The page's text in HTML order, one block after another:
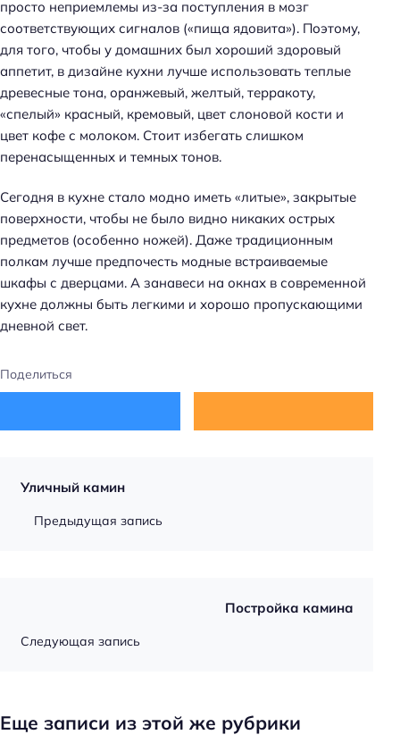
просто неприемлемы из-за поступления в мозг
соответствующих сигналов («пища ядовита»). Поэтому,
для того, чтобы у домашних был хороший здоровый
аппетит, в дизайне кухни лучше использовать теплые
древесные тона, оранжевый, желтый, терракоту,
«спелый» красный, кремовый, цвет слоновой кости и
цвет кофе с молоком. Стоит избегать слишком
перенасыщенных и темных тонов.
Сегодня в кухне стало модно иметь «литые», закрытые
поверхности, чтобы не было видно никаких острых
предметов (особенно ножей). Даже традиционным
полкам лучше предпочесть модные встраиваемые
шкафы с дверцами. А занавеси на окнах в современной
кухне должны быть легкими и хорошо пропускающими
дневной свет.
Поделиться
Уличный камин
Предыдущая запись
Постройка камина
Следующая запись
Еще записи из этой же рубрики